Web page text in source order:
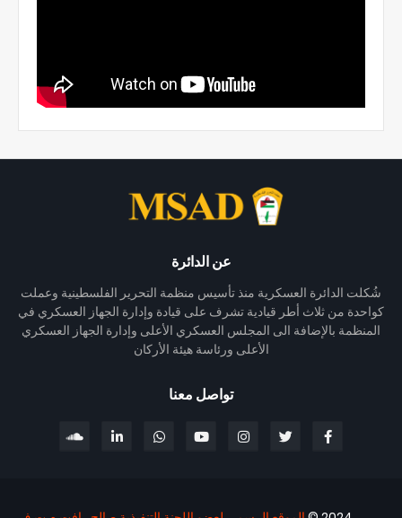
عن الدائرة
شُكلت الدائرة العسكرية منذ تأسيس منظمة التحرير الفلسطينية وعملت
كواحدة من ثلاث أطر قيادية تشرف على قيادة وإدارة الجهاز العسكري في
المنظمة بالإضافة الى المجلس العسكري الأعلى وإدارة الجهاز العسكري
الأعلى ورئاسة هيئة الأركان
تواصل معنا